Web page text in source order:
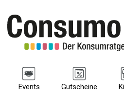
Events Gutscheine